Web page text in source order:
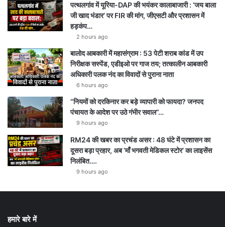
पत्थलगांव में यूरिया-DAP की भयंकर कालाबाजारी : ‘जय बाला
जी खाद भंडार’ पर FIR की मांग, जीएसटी और प्रशासन में
हड़कंप…
2 hours ago
बालोद आबकारी में महासंग्राम : 53 पेटी शराब कांड में उप
निरीक्षक सस्पेंड, एडीइओ पर गाज तय; तत्कालीन आबकारी
अधिकारी पलक नंद का विवादों से पुराना नाता
6 hours ago
“नियमों को दरकिनार कर बड़े व्यापारी को फायदा? जनपद
पंचायत के आदेश पर उठे गंभीर सवाल”…
9 hours ago
RM24 की खबर का प्रचंड असर : 48 घंटे में प्रशासन का
दूसरा बड़ा प्रहार, अब ‘माँ भगवती मेडिकल स्टोर’ का लाइसेंस
निलंबित….
9 hours ago
हमारे बारे में